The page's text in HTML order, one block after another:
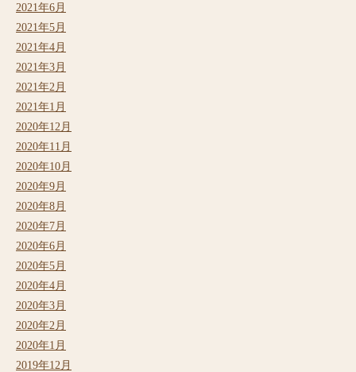
2021年6月
2021年5月
2021年4月
2021年3月
2021年2月
2021年1月
2020年12月
2020年11月
2020年10月
2020年9月
2020年8月
2020年7月
2020年6月
2020年5月
2020年4月
2020年3月
2020年2月
2020年1月
2019年12月